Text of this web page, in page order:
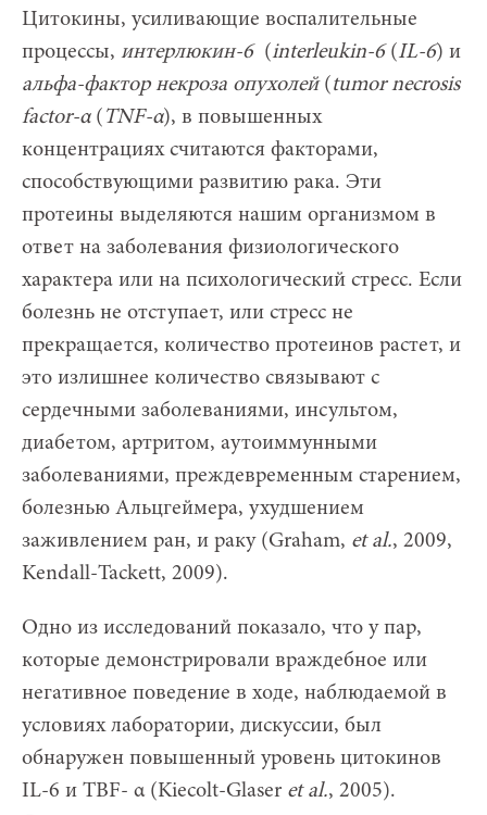
Цитокины, усиливающие воспалительные
процессы, интерлюкин-6(interleukin-6(IL-6) и
альфа-фактор некроза опухолей(tumor necrosis
factor-α( TNF-α), в повышенных
концентрациях считаются факторами,
способствующими развитию рака. Эти
протеины выделяются нашим организмом в
ответ на заболевания физиологического
характера или на психологический стресс. Если
болезнь не отступает, или стресс не
прекращается, количество протеинов растет, и
это излишнее количество связывают с
сердечными заболеваниями, инсультом,
диабетом, артритом, аутоиммунными
заболеваниями, преждевременным старением,
болезнью Альцгеймера, ухудшением
заживлением ран, и раку (Graham, et al., 2009,
Kendall-Tackett, 2009).
Одно из исследований показало, что у пар,
которые демонстрировали враждебное или
негативное поведение в ходе, наблюдаемой в
условиях лаборатории, дискуссии, был
обнаружен повышенный уровень цитокинов
IL-6 и TBF- α (Kiecolt-Glaser et al., 2005).